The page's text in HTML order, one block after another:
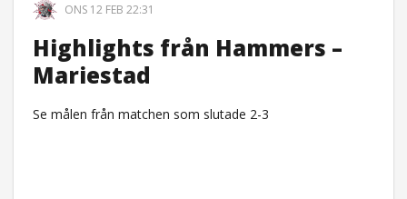
ONS 12 FEB 22:31
Highlights från Hammers –
Mariestad
Se målen från matchen som slutade 2-3